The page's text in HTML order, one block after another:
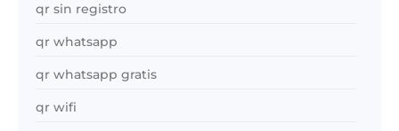
qr sin registro
qr whatsapp
qr whatsapp gratis
qr wifi